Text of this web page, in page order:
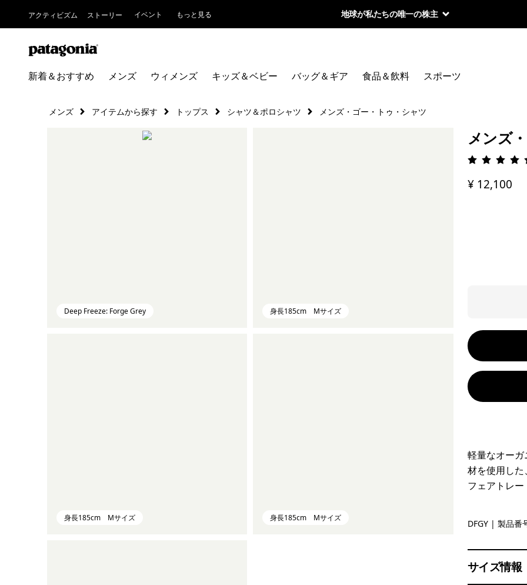
アクティビズム ストーリー イベント もっと見る 地球が私たちの唯一の株主
新着＆おすすめ メンズ ウィメンズ キッズ＆ベビー バッグ＆ギア 食品＆飲料 スポーツ
メンズ アイテムから探す トップス シャツ＆ポロシャツ メンズ・ゴー・トゥ・シャツ
Deep Freeze: Forge Grey 身長185cm Mサイズ
身長185cm Mサイズ 身長185cm Mサイズ
メンズ
評価:
¥ 12,100
軽量なオー
材を使用し
フェアトレ
Deep
DFGY | 製品番
サイズ情報